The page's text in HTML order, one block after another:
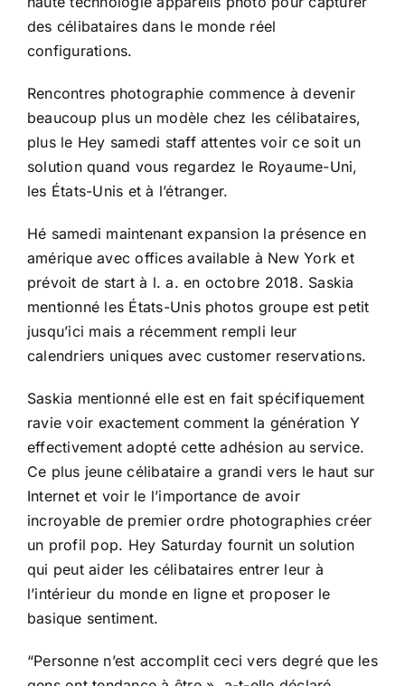
des célibataires dans le monde réel
configurations.
Rencontres photographie commence à devenir
beaucoup plus un modèle chez les célibataires,
plus le Hey samedi staff attentes voir ce soit un
solution quand vous regardez le Royaume-Uni,
les États-Unis et à l’étranger.
Hé samedi maintenant expansion la présence en
amérique avec offices available à New York et
prévoit de start à l. a. en octobre 2018. Saskia
mentionné les États-Unis photos groupe est petit
jusqu’ici mais a récemment rempli leur
calendriers uniques avec customer reservations.
Saskia mentionné elle est en fait spécifiquement
ravie voir exactement comment la génération Y
effectivement adopté cette adhésion au service.
Ce plus jeune célibataire a grandi vers le haut sur
Internet et voir le l’importance de avoir
incroyable de premier ordre photographies créer
un profil pop. Hey Saturday fournit un solution
qui peut aider les célibataires entrer leur à
l’intérieur du monde en ligne et proposer le
basique sentiment.
“Personne n’est accomplit ceci vers degré que les